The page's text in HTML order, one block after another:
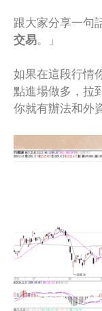
跟大家分享一句
交易。」
如果在這段行情
點進場做多，拉
你就有辦法和外